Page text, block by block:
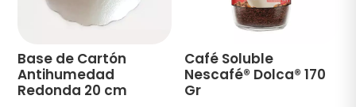
Base de Cartón
Antihumedad
Redonda 20 cm
Café Soluble
Nescafé® Dolca® 170
Gr